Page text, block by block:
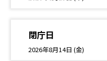
閉庁日
2026年8月14日 (金)